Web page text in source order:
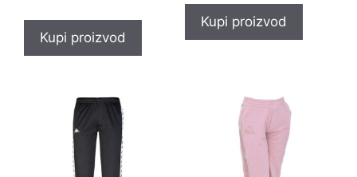
Kupi proizvod
Kupi proizvod